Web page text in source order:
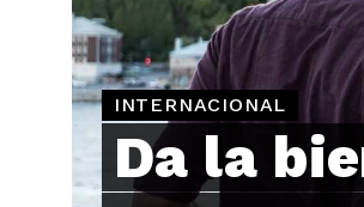
INTERNACIONAL
Da la